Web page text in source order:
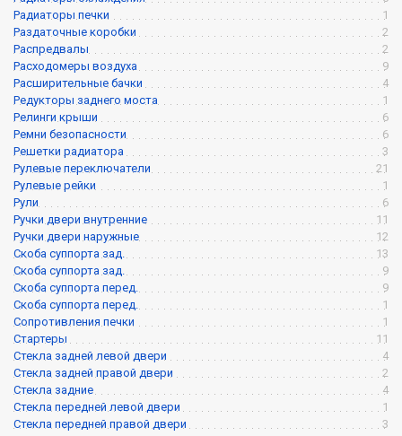
Радиаторы печки
1
Раздаточные коробки
2
Распредвалы
2
Расходомеры воздуха
9
Расширительные бачки
4
Редукторы заднего моста
1
Релинги крыши
6
Ремни безопасности
6
Решетки радиатора
3
Рулевые переключатели
21
Рулевые рейки
1
Рули
6
Ручки двери внутренние
11
Ручки двери наружные
12
Скоба суппорта зад.
13
Скоба суппорта зад.
9
Скоба суппорта перед.
9
Скоба суппорта перед.
1
Сопротивления печки
1
Стартеры
11
Стекла задней левой двери
4
Стекла задней правой двери
2
Стекла задние
4
Стекла передней левой двери
1
Стекла передней правой двери
3